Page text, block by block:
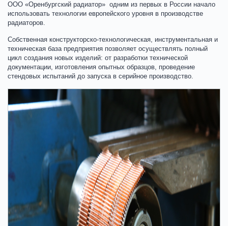
ООО «Оренбургский радиатор» одним из первых в России начало
использовать технологии европейского уровня в производстве
радиаторов.
Собственная конструкторско-технологическая, инструментальная и
техническая база предприятия позволяет осуществлять полный
цикл создания новых изделий: от разработки технической
документации, изготовления опытных образцов, проведение
стендовых испытаний до запуска в серийное производство.